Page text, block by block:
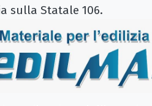
sulla Statale 106.